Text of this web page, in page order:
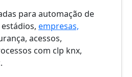
para automação de
estádios, empresas,
acessos,
com clp knx,